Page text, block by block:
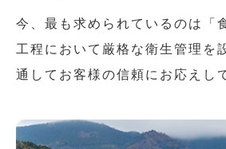
今、最も求められているのは「
工程において厳格な衛生管理を
通してお客様の信頼にお応えし